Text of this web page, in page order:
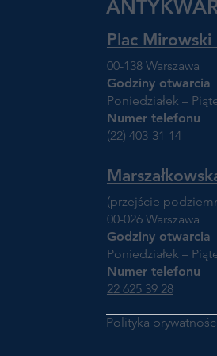
Plac Mirowski
00-138 Warszawa
Godziny otwarcia
Poniedziałek –
Numer telefonu
(22) 403-31-14
(przejście
00-026 Warszawa
Godziny otwarcia
Poniedziałek –
Numer telefonu
22 625 39 28
Polityka